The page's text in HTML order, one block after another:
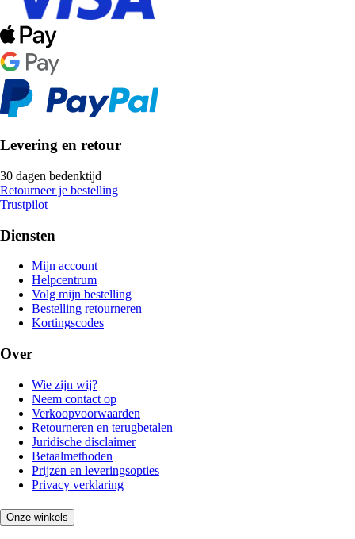
Levering en retour
30 dagen bedenktijd
Retourneer je bestelling
Trustpilot
Diensten
Mijn account
Helpcentrum
Volg mijn bestelling
Bestelling retourneren
Kortingscodes
Over
Wie zijn wij?
Neem contact op
Verkoopvoorwaarden
Retourneren en terugbetalen
Juridische disclaimer
Betaalmethoden
Prijzen en leveringsopties
Privacy verklaring
Onze winkels